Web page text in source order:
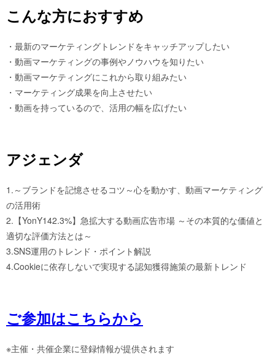
こんな方におすすめ
・最新のマーケティングトレンドをキャッチアップしたい
・動画マーケティングの事例やノウハウを知りたい
・動画マーケティングにこれから取り組みたい
・マーケティング成果を向上させたい
・動画を持っているので、活用の幅を広げたい
アジェンダ
1.～ブランドを記憶させるコツ～心を動かす、動画マーケティング
の活用術
2.【YonY142.3%】急拡大する動画広告市場 ～その本質的な価値と
適切な評価方法とは～
3.SNS運用のトレンド・ポイント解説
4.Cookieに依存しないで実現する認知獲得施策の最新トレンド
ご参加はこちらから
※主催・共催企業に登録情報が提供されます